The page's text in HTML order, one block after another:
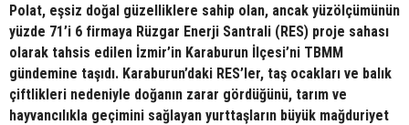
Polat, eşsiz doğal güzelliklere sahip olan, ancak yüzölçümünün
yüzde 71’i 6 firmaya Rüzgar Enerji Santrali (RES) proje sahası
olarak tahsis edilen İzmir’in Karaburun İlçesi’ni TBMM
gündemine taşıdı. Karaburun’daki RES’ler, taş ocakları ve balık
çiftlikleri nedeniyle doğanın zarar gördüğünü, tarım ve
hayvancılıkla geçimini sağlayan yurttaşların büyük mağduriyet